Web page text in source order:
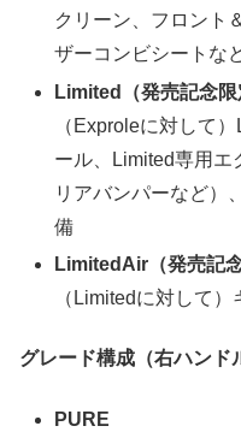
クリーン、フロント
ザーコンビシートな
Limited（発売記念限
（Exproleに対して
ール、Limited専用エ
リアバンパーなど）
備
LimitedAir（発売記念
（Limitedに対して
グレード構成（右ハンド
PURE